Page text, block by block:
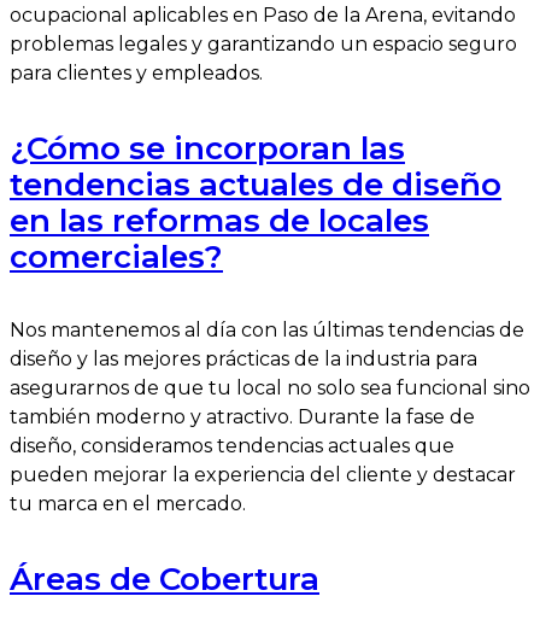
ocupacional aplicables en Paso de la Arena, evitando
problemas legales y garantizando un espacio seguro
para clientes y empleados.
¿Cómo se incorporan las
tendencias actuales de diseño
en las reformas de locales
comerciales?
Nos mantenemos al día con las últimas tendencias de
diseño y las mejores prácticas de la industria para
asegurarnos de que tu local no solo sea funcional sino
también moderno y atractivo. Durante la fase de
diseño, consideramos tendencias actuales que
pueden mejorar la experiencia del cliente y destacar
tu marca en el mercado.
Áreas de Cobertura